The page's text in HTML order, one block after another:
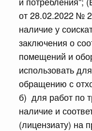
от 28.02.2022 №
наличие у
заключения о
помещений и
использовать
обращению с
б) для работ по
наличие и
(лицензиату) на
Правительства
изменений в
Правительства